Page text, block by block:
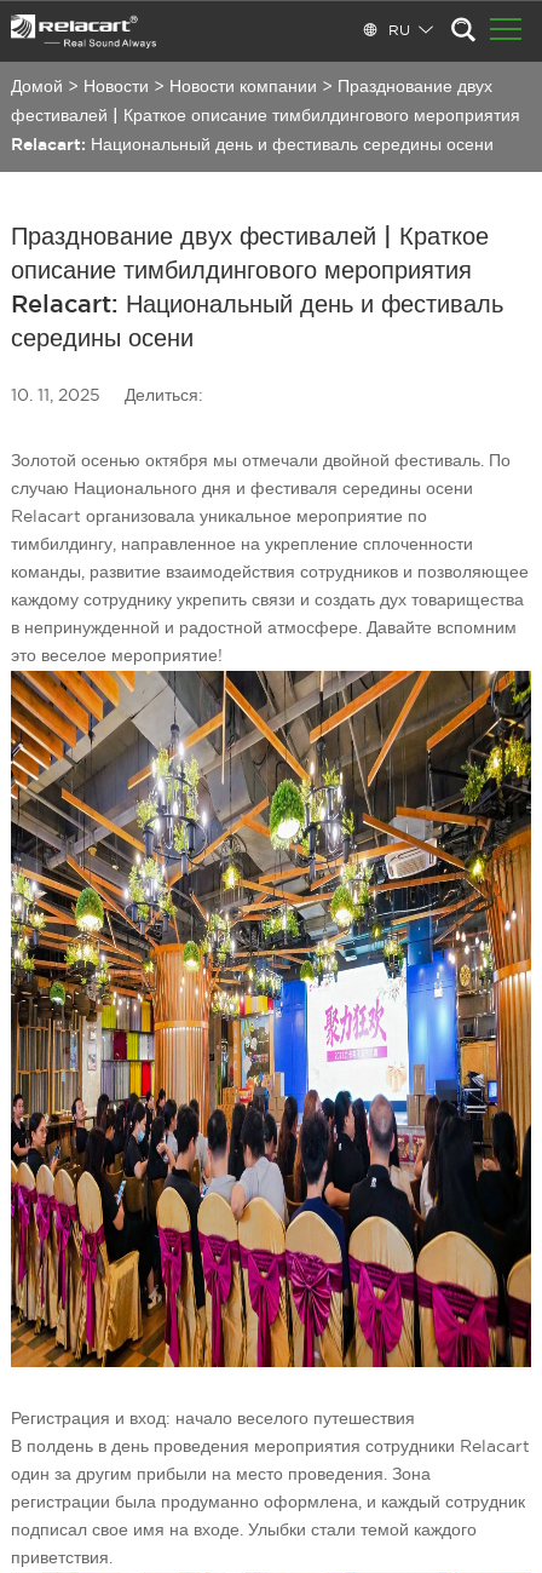
RU
Домой > Новости > Новости компании >
Празднование двух
фестивалей | Краткое описание тимбилдингового мероприятия
Relacart: Национальный день и фестиваль середины осени
Празднование двух фестивалей | Краткое
описание тимбилдингового мероприятия
Relacart: Национальный день и фестиваль
середины осени
10. 11, 2025 Делиться:
Золотой осенью октября мы отмечали двойной фестиваль. По
случаю Национального дня и фестиваля середины осени
Relacart организовала уникальное мероприятие по
тимбилдингу, направленное на укрепление сплоченности
команды, развитие взаимодействия сотрудников и позволяющее
каждому сотруднику укрепить связи и создать дух товарищества
в непринужденной и радостной атмосфере. Давайте вспомним
это веселое мероприятие!
Регистрация и вход: начало веселого путешествия
В полдень в день проведения мероприятия сотрудники Relacart
один за другим прибыли на место проведения. Зона
регистрации была продуманно оформлена, и каждый сотрудник
подписал свое имя на входе. Улыбки стали темой каждого
приветствия.